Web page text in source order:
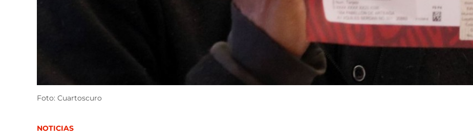
Foto: Cuartoscuro
POSTED
NOTICIAS